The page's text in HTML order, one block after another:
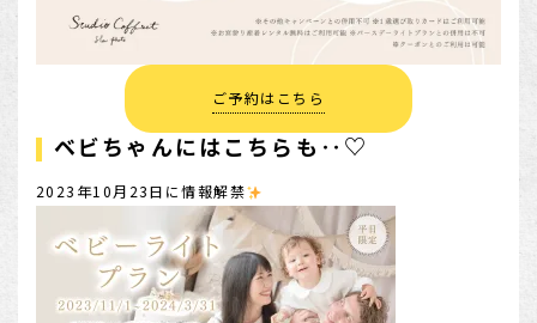
ご予約はこちら
ベビちゃんにはこちらも‥♡
2023年10月23日に情報解禁